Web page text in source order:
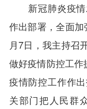
新冠肺炎疫情
作出部署，全面
月7日，我主持召
做好疫情防控工
疫情防控工作作
关部门把人民群